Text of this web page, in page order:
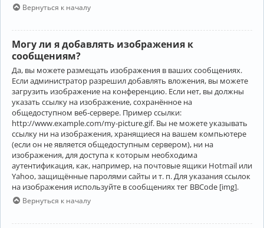
Вернуться к началу
Могу ли я добавлять изображения к
сообщениям?
Да, вы можете размещать изображения в ваших сообщениях.
Если администратор разрешил добавлять вложения, вы можете
загрузить изображение на конференцию. Если нет, вы должны
указать ссылку на изображение, сохранённое на
общедоступном веб-сервере. Пример ссылки:
http://www.example.com/my-picture.gif. Вы не можете указывать
ссылку ни на изображения, хранящиеся на вашем компьютере
(если он не является общедоступным сервером), ни на
изображения, для доступа к которым необходима
аутентификация, как, например, на почтовые ящики Hotmail или
Yahoo, защищённые паролями сайты и т. п. Для указания ссылок
на изображения используйте в сообщениях тег BBCode [img].
Вернуться к началу